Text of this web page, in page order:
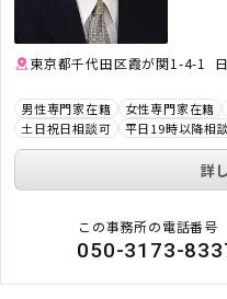
東京都千代田区霞が関1-4-1
男性専門家在籍 女性専門家在籍
土日祝日相談可
平日19時以降相
詳
この事務所の電話番号
050-3173-